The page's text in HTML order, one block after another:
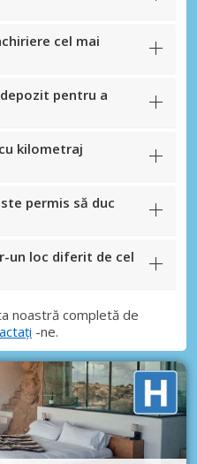
cel mai
pentru a
kilometraj
permis să duc
un loc diferit de cel
noastră completă de
-ne.